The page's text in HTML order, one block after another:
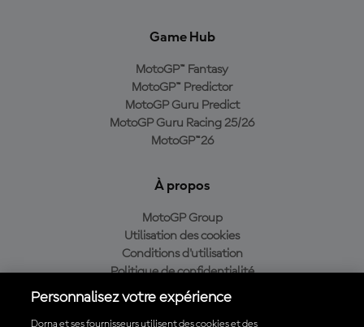
Game Hub
MotoGP™ Fantasy
MotoGP™ Predictor
MotoGP Guru Predict
MotoGP Guru Racing 25/26
MotoGP™26
À propos
MotoGP Group
Utilisation des cookies
Conditions d'utilisation
Politique de confidentialité
Politique d’achat
Personnalisez votre expérience
Dorna et ses fournisseurs utilisent des cookies et des